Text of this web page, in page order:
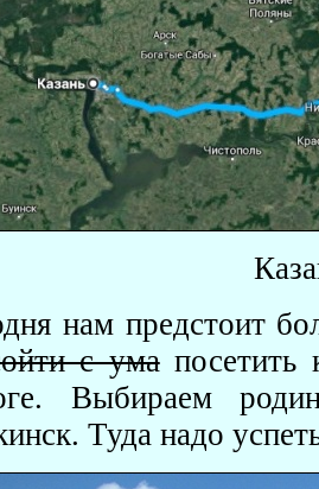
нам предстоит
с умапосетить
Выбираем
Туда надо